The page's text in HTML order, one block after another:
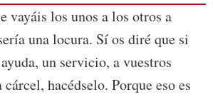
vayáis los unos a los otros a
una locura. Sí os diré que si
un servicio, a vuestros
hacédselo. Porque eso es